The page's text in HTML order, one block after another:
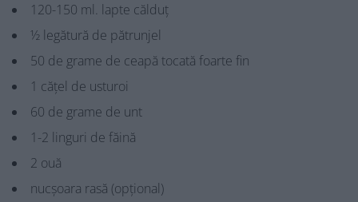
120-150 ml. lapte călduț
½ legătură de pătrunjel
50 de grame de ceapă tocată foarte fin
1 cățel de usturoi
60 de grame de unt
1-2 linguri de făină
2 ouă
nucșoara rasă (opțional)